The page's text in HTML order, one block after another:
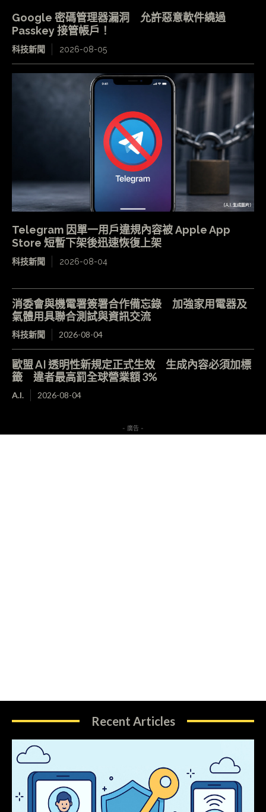
Google 密碼管理器漏洞 允許惡意軟件繞過
Passkey 接管帳戶！
科技新聞 2026-08-05
Telegram 因單一用戶違規內容被 Apple App
Store 短暫下架後迅速恢復上架
科技新聞 2026-08-04
消委會與機電署簽署合作備忘錄 加強家用電器及
氣體用具聯合測試與資訊交流
科技新聞 2026-08-04
歐盟 AI 透明性新規定正式生效 生成內容必須加標
籤 違者最高罰全球營業額 3%
A.I. 2026-08-04
- 廣告 -
Recent Articles